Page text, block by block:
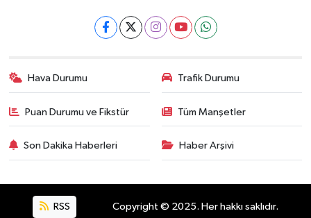
Hava Durumu Trafik Durumu
Puan Durumu ve Fikstür Tüm Manşetler
Son Dakika Haberleri Haber Arşivi
RSS Copyright © 2025. Her hakkı saklıdır.